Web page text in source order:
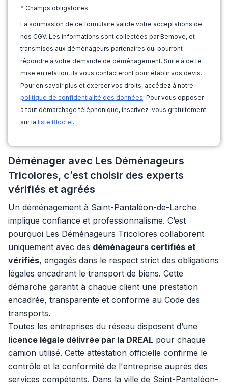
* Champs obligatoires
La soumission de ce formulaire valide votre acceptations de
nos CGV. Les informations sont collectées par Bemove, et
transmises aux déménageurs partenaires qui pourront
répondre à votre demande de déménagement. Suite à cette
mise en relation, ils vous contacteront pour établir vos devis.
Pour en savoir plus et exercer vos droits, accédez à notre
politique de confidentialité des données. Pour vous opposer
à tout démarchage téléphonique, inscrivez-vous gratuitement
sur la liste Bloctel.
Déménager avec Les Déménageurs
Tricolores, c’est choisir des experts
vérifiés et agréés
Un déménagement à Saint-Pantaléon-de-Larche
implique confiance et professionnalisme. C’est
pourquoi Les Déménageurs Tricolores collaborent
uniquement avec des déménageurs certifiés et
vérifiés, engagés dans le respect strict des obligations
légales encadrant le transport de biens. Cette
démarche garantit à chaque client une prestation
encadrée, transparente et conforme au Code des
transports.
Toutes les entreprises du réseau disposent d’une
licence légale délivrée par la DREAL pour chaque
camion utilisé. Cette attestation officielle confirme le
contrôle et la conformité de l'entreprise auprès des
services compétents. Dans la ville de Saint-Pantaléon-